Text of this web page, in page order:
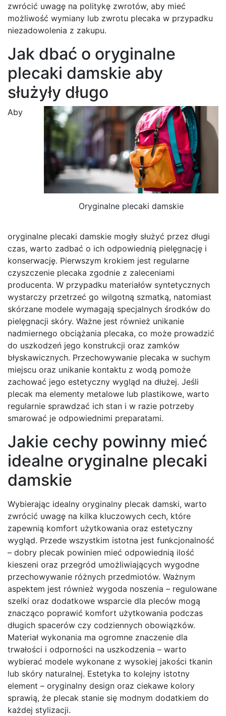
zwrócić uwagę na politykę zwrotów, aby mieć
możliwość wymiany lub zwrotu plecaka w przypadku
niezadowolenia z zakupu.
Jak dbać o oryginalne
plecaki damskie aby
służyły długo
Oryginalne plecaki damskie
Aby
oryginalne plecaki damskie mogły służyć przez długi
czas, warto zadbać o ich odpowiednią pielęgnację i
konserwację. Pierwszym krokiem jest regularne
czyszczenie plecaka zgodnie z zaleceniami
producenta. W przypadku materiałów syntetycznych
wystarczy przetrzeć go wilgotną szmatką, natomiast
skórzane modele wymagają specjalnych środków do
pielęgnacji skóry. Ważne jest również unikanie
nadmiernego obciążania plecaka, co może prowadzić
do uszkodzeń jego konstrukcji oraz zamków
błyskawicznych. Przechowywanie plecaka w suchym
miejscu oraz unikanie kontaktu z wodą pomoże
zachować jego estetyczny wygląd na dłużej. Jeśli
plecak ma elementy metalowe lub plastikowe, warto
regularnie sprawdzać ich stan i w razie potrzeby
smarować je odpowiednimi preparatami.
Jakie cechy powinny mieć
idealne oryginalne plecaki
damskie
Wybierając idealny oryginalny plecak damski, warto
zwrócić uwagę na kilka kluczowych cech, które
zapewnią komfort użytkowania oraz estetyczny
wygląd. Przede wszystkim istotna jest funkcjonalność
– dobry plecak powinien mieć odpowiednią ilość
kieszeni oraz przegród umożliwiających wygodne
przechowywanie różnych przedmiotów. Ważnym
aspektem jest również wygoda noszenia – regulowane
szelki oraz dodatkowe wsparcie dla pleców mogą
znacząco poprawić komfort użytkowania podczas
długich spacerów czy codziennych obowiązków.
Materiał wykonania ma ogromne znaczenie dla
trwałości i odporności na uszkodzenia – warto
wybierać modele wykonane z wysokiej jakości tkanin
lub skóry naturalnej. Estetyka to kolejny istotny
element – oryginalny design oraz ciekawe kolory
sprawią, że plecak stanie się modnym dodatkiem do
każdej stylizacji.